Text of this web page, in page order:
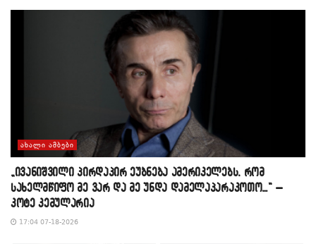
ᲐᲮᲐᲚᲘ ᲐᲛᲑᲔᲑᲘ
„ივანიშვილი პირდაპირ ეუბნება ამერიკელებს, რომ
სახელმწიფო მე ვარ და მე უნდა დამელაპარაკოთო…“ –
კოტე კემულარია
17:04 07-18-2026